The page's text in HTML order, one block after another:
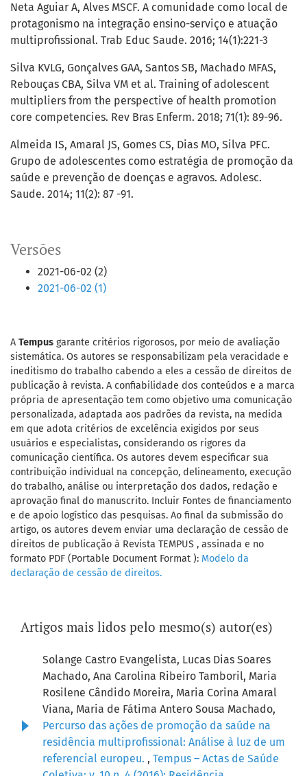
Versões
2021-06-02 (2)
2021-06-02 (1)
Neta Aguiar A, Alves MSCF. A comunidade como local de
protagonismo na integração ensino-serviço e atuação
multiprofissional. Trab Educ Saude. 2016; 14(1):221-3
Silva KVLG, Gonçalves GAA, Santos SB, Machado MFAS,
Rebouças CBA, Silva VM et al. Training of adolescent
multipliers from the perspective of health promotion
core competencies. Rev Bras Enferm. 2018; 71(1): 89-96.
Almeida IS, Amaral JS, Gomes CS, Dias MO, Silva PFC.
Grupo de adolescentes como estratégia de promoção da
saúde e prevenção de doenças e agravos. Adolesc.
Saude. 2014; 11(2): 87 -91.
A Tempus garante critérios rigorosos, por meio de avaliação
sistemática. Os autores se responsabilizam pela veracidade e
ineditismo do trabalho cabendo a eles a cessão de direitos de
publicação à revista. A confiabilidade dos conteúdos e a marca
própria de apresentação tem como objetivo uma comunicação
personalizada, adaptada aos padrões da revista, na medida
em que adota critérios de excelência exigidos por seus
usuários e especialistas, considerando os rigores da
comunicação científica. Os autores devem especificar sua
contribuição individual na concepção, delineamento, execução
do trabalho, análise ou interpretação dos dados, redação e
aprovação final do manuscrito. Incluir Fontes de financiamento
e de apoio logístico das pesquisas. Ao final da submissão do
artigo, os autores devem enviar uma declaração de cessão de
direitos de publicação à Revista TEMPUS , assinada e no
formato PDF (Portable Document Format ): Modelo da
declaração de cessão de direitos.
Artigos mais lidos pelo mesmo(s) autor(es)
Solange Castro Evangelista, Lucas Dias Soares
Machado, Ana Carolina Ribeiro Tamboril, Maria
Rosilene Cândido Moreira, Maria Corina Amaral
Viana, Maria de Fátima Antero Sousa Machado,
Percurso das ações de promoção da saúde na
residência multiprofissional: Análise à luz de um
referencial europeu. , Tempus – Actas de Saúde